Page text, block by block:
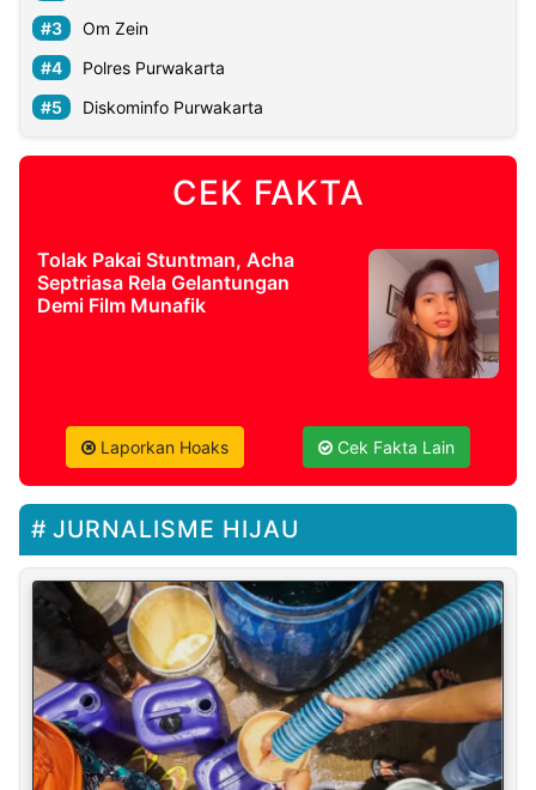
Om Zein
Polres Purwakarta
Diskominfo Purwakarta
CEK FAKTA
Tolak Pakai Stuntman, Acha
Septriasa Rela Gelantungan
Demi Film Munafik
Laporkan Hoaks Cek Fakta Lain
JURNALISME HIJAU